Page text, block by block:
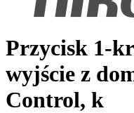
Przycisk 1-
wyjście z
Control, k